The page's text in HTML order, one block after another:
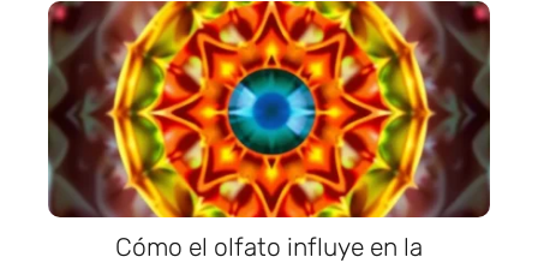
Cómo el olfato influye en la